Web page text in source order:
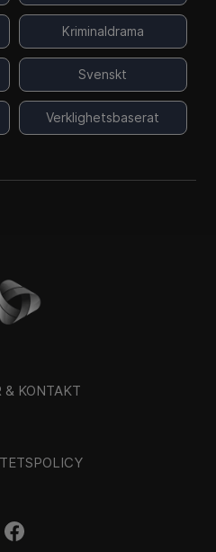
Kriminaldrama
Svenskt
Verklighetsbaserat
& KONTAKT